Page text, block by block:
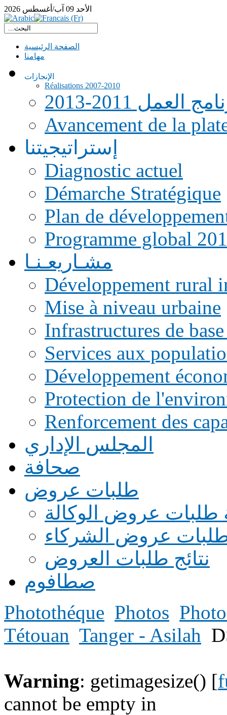
الأحد 09 آب/أغسطس 2026
الصفحة الرئيسية
مهامنا
الإنجازات
Réalisations 2007-2010
العمل 2011-2013
Avancement de la
إستراتيجيتنا
Diagnostic actuel
Démarche Stratégique
Plan de
Programme global
مشـاريعـنـا
Développement rural
Mise à niveau urbaine
Infrastructures de
Services aux
Développement
Protection de
Renforcement des
المجلس الإداري
صحافة
طلبات عروض
طلبات عروض الوكالة
طلبات عروض الشركاء
نتائج طلبات العروض
صطافوم
Photothéque Photos
Tétouan Tanger - Asilah
Warning: getimagesize() [
cannot be empty in